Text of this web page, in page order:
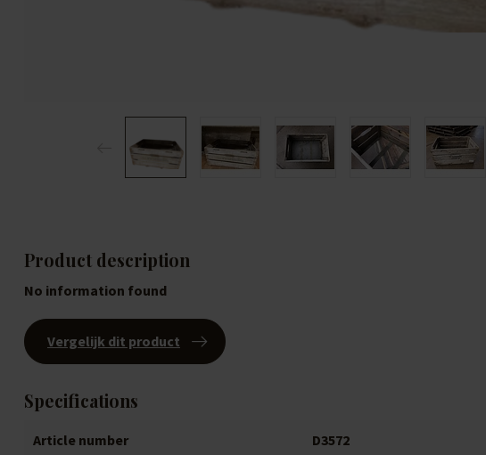
Product description
No information found
Vergelijk dit product
Specifications
Article number D3572